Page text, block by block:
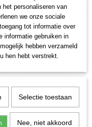
het personaliseren van
we onze sociale
tot informatie over
informatie gebruiken in
hebben verzameld
hen hebt verstrekt.
Selectie toestaan
Nee, niet akkoord